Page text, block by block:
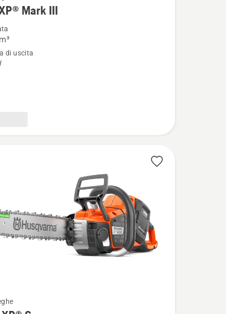
Mark III
di uscita